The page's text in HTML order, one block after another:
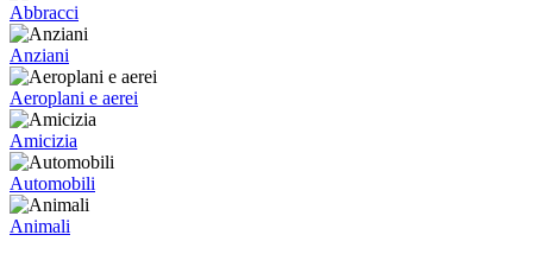
Abbracci
Anziani
Aeroplani e aerei
Amicizia
Automobili
Animali